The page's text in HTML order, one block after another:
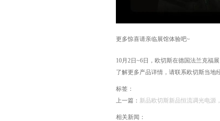
更多惊喜请亲临展馆体验吧~
10月2日~6日，欧切斯在德国法兰克福
了解更多产品详情，请联系欧切斯当地
标签：
上一篇： 新品欧切斯新品恒流调光电源
相关新闻：